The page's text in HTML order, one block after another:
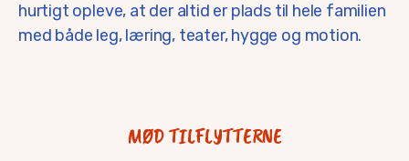
hurtigt opleve, at der altid er plads til hele familien
med både leg, læring, teater, hygge og motion.
MØD TILFLYTTERNE